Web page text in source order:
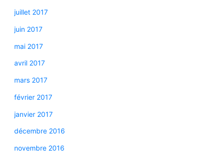
juillet 2017
juin 2017
mai 2017
avril 2017
mars 2017
février 2017
janvier 2017
décembre 2016
novembre 2016